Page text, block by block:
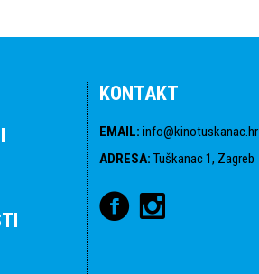
KONTAKT
EMAIL: info@kinotuskanac.hr
ADRESA: Tuškanac 1, Zagreb